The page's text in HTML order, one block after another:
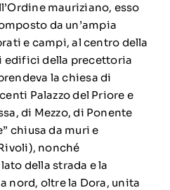
mauriziano, esso
da un’ampia
e campi, al centro della
edifici della precettoria
la chiesa di
Palazzo del Priore e
di Mezzo, di Ponente
chiusa da muri e
nonché
della strada e la
nord, oltre la Dora, unita